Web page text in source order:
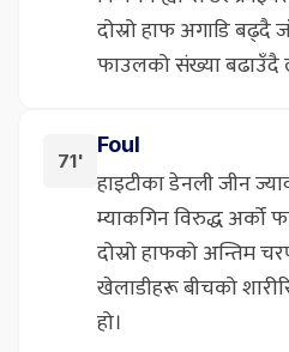
दोस्रो हाफ अगाडि
फाउलको संख्या बढाउँदै
71'
Foul
हाइटीका डेनली जीन
म्याकगिन विरुद्ध
दोस्रो हाफको अन्तिम
खेलाडीहरू बीचको
हो।